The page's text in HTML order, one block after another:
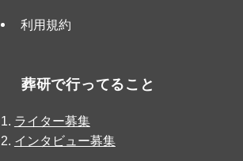
利用規約
葬研で行ってること
ライター募集
インタビュー募集